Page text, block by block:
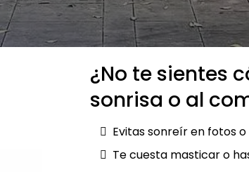
¿No te sientes
sonrisa o al
Evitas sonreír en fotos
Te cuesta masticar o